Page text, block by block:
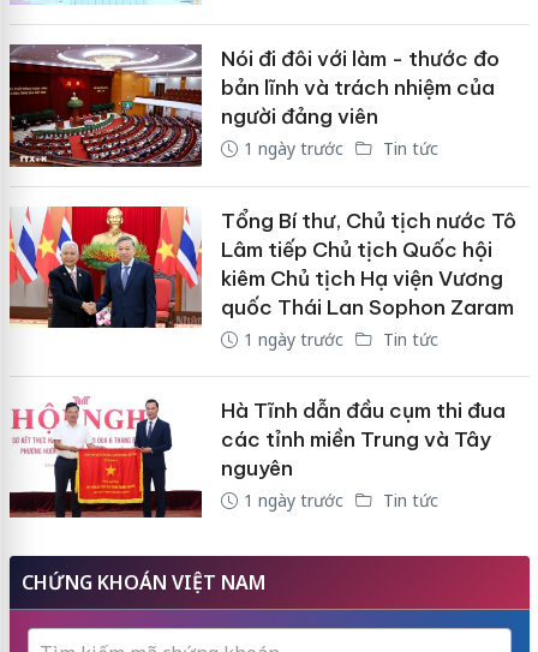
Nói đi đôi với làm - thước đo
bản lĩnh và trách nhiệm của
người đảng viên
1 ngày trước Tin tức
Tổng Bí thư, Chủ tịch nước Tô
Lâm tiếp Chủ tịch Quốc hội
kiêm Chủ tịch Hạ viện Vương
quốc Thái Lan Sophon Zaram
1 ngày trước Tin tức
Hà Tĩnh dẫn đầu cụm thi đua
các tỉnh miền Trung và Tây
nguyên
1 ngày trước Tin tức
CHỨNG KHOÁN VIỆT NAM